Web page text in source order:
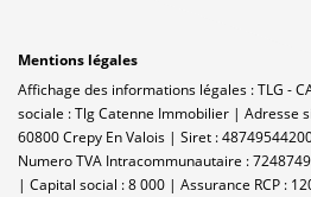
Mentions légales
Affichage des informations légales : TLG -
sociale : Tlg Catenne Immobilier | Adresse
60800 Crepy En Valois | Siret :
Numero TVA Intracommunautaire :
| Capital social : 8 000 | Assurance RCP :